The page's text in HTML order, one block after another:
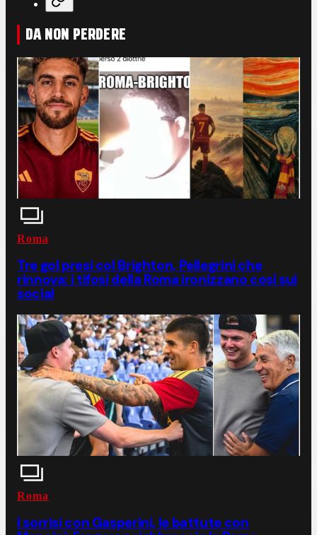
DA NON PERDERE
Roma
Tre gol presi col Brighton, Pellegrini che
rinnova: i tifosi della Roma ironizzano così sui
social
Roma
I sorrisi con Gasperini, le battute con